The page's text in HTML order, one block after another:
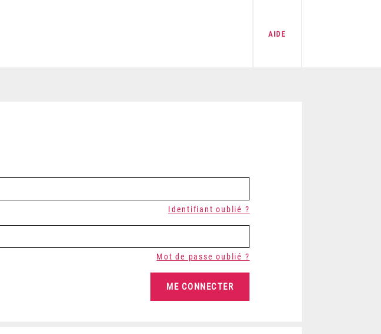
AIDE
Identifiant oublié ?
Mot de passe oublié ?